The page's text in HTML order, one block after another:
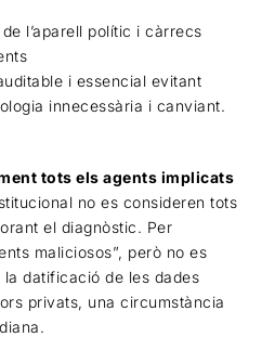
l’aparell polític i càrrecs
i essencial evitant
innecessària i canviant.
tots els agents implicats
no es consideren tots
el diagnòstic. Per
maliciosos”, però no es
datificació de les dades
privats, una circumstància